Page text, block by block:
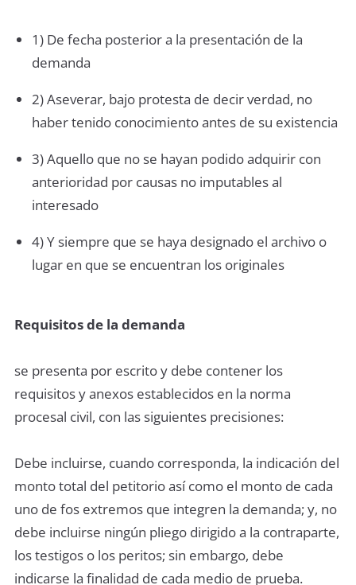
1) De fecha posterior a la presentación de la
demanda
2) Aseverar, bajo protesta de decir verdad, no
haber tenido conocimiento antes de su existencia
3) Aquello que no se hayan podido adquirir con
anterioridad por causas no imputables al
interesado
4) Y siempre que se haya designado el archivo o
lugar en que se encuentran los originales
Requisitos de la demanda
se presenta por escrito y debe contener los
requisitos y anexos establecidos en la norma
procesal civil, con las siguientes precisiones:
Debe incluirse, cuando corresponda, la indicación del
monto total del petitorio así como el monto de cada
uno de fos extremos que integren la demanda; y, no
debe incluirse ningún pliego dirigido a la contraparte,
los testigos o los peritos; sin embargo, debe
indicarse la finalidad de cada medio de prueba.